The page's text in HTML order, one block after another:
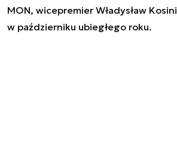
MON, wicepremier Władysław
w październiku ubiegłego roku.